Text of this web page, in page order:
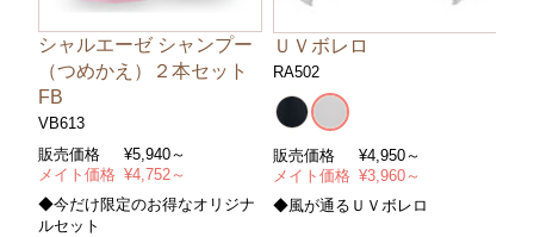
シャルエーゼ シャンプー
（つめかえ）２本セット
FB
VB613
販売価格
¥5,940～
メイト価格 ¥4,752～
◆今だけ限定のお得なオリジナ
ルセット
ＵＶボレロ
RA502
販売価格 ¥4,950～
メイト価格 ¥3,960～
◆風が通るＵＶボレロ